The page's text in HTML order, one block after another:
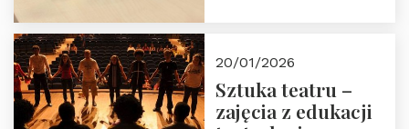
20/01/2026
Sztuka teatru –
zajęcia z edukacji